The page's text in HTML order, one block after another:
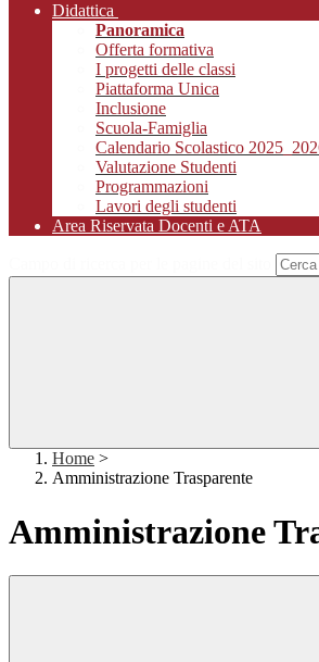
Didattica
Panoramica
Offerta formativa
I progetti delle classi
Piattaforma Unica
Inclusione
Scuola-Famiglia
Calendario Scolastico
Valutazione Studenti
Programmazioni
Lavori degli studenti
Area Riservata Docenti e ATA
Home >
Amministrazione Trasparente
Amministrazione